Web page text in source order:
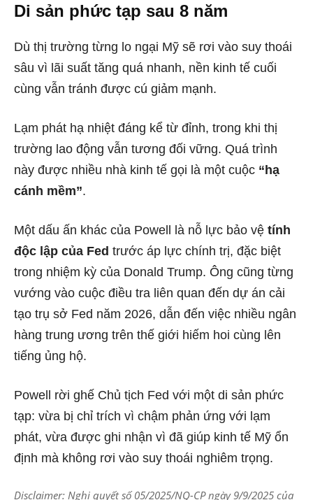
Di sản phức tạp sau 8 năm
Dù thị trường từng lo ngại Mỹ sẽ rơi vào suy thoái
sâu vì lãi suất tăng quá nhanh, nền kinh tế cuối
cùng vẫn tránh được cú giảm mạnh.
Lạm phát hạ nhiệt đáng kể từ đỉnh, trong khi thị
trường lao động vẫn tương đối vững. Quá trình
này được nhiều nhà kinh tế gọi là một cuộc “hạ
cánh mềm”.
Một dấu ấn khác của Powell là nỗ lực bảo vệ tính
độc lập của Fed trước áp lực chính trị, đặc biệt
trong nhiệm kỳ của Donald Trump. Ông cũng từng
vướng vào cuộc điều tra liên quan đến dự án cải
tạo trụ sở Fed năm 2026, dẫn đến việc nhiều ngân
hàng trung ương trên thế giới hiếm hoi cùng lên
tiếng ủng hộ.
Powell rời ghế Chủ tịch Fed với một di sản phức
tạp: vừa bị chỉ trích vì chậm phản ứng với lạm
phát, vừa được ghi nhận vì đã giúp kinh tế Mỹ ổn
định mà không rơi vào suy thoái nghiêm trọng.
Disclaimer: Nghị quyết số 05/2025/NQ-CP ngày 9/9/2025 của